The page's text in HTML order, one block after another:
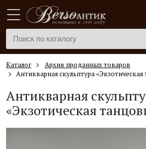
Каталог
Архив проданных товаров
Антикварная скульптура
Антикварная
«Экзотическая